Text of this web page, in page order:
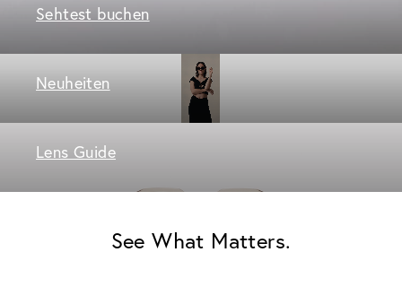
Sehtest buchen
Neuheiten
Lens Guide
See What Matters.